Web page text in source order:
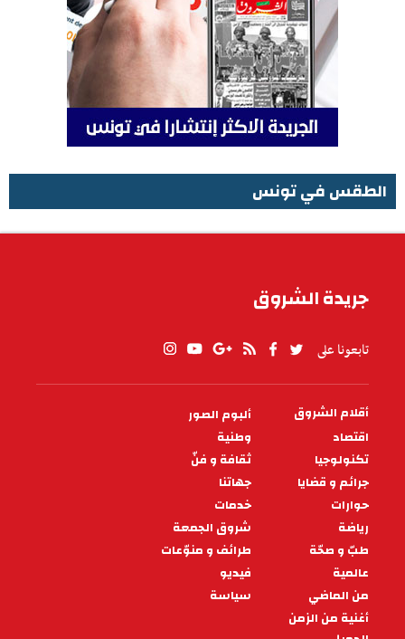
الطقس في تونس
جريدة الشروق
تابعونا على
PIED
DE
PAGE
أقلام الشروق
ألبوم الصور
اقتصاد
وطنية
تكنولوجيا
ثقافة و فنّ
جرائم و قضايا
جهاتنا
حوارات
خدمات
رياضة
شروق الجمعة
طبّ و صحّة
طرائف و منوّعات
عالمية
فيديو
من الماضي
سياسة
أغنية من الزمن